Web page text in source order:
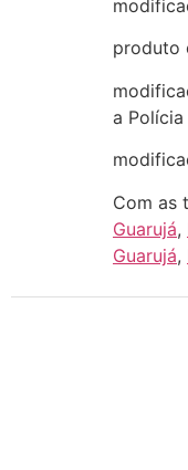
produto
a
Com as
Guarujá,
Guarujá,